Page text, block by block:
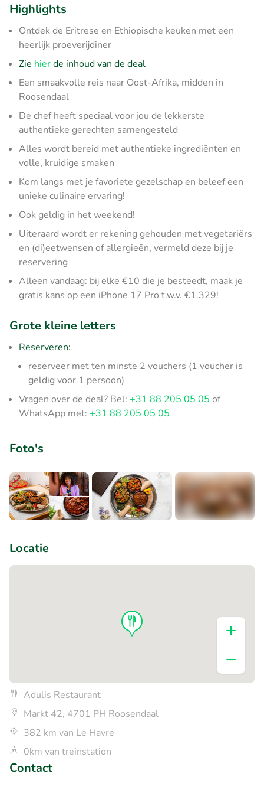
Highlights
Ontdek de Eritrese en Ethiopische keuken met een
heerlijk proeverijdiner
Zie hierde inhoud van de deal
Een smaakvolle reis naar Oost-Afrika, midden in
Roosendaal
De chef heeft speciaal voor jou de lekkerste
authentieke gerechten samengesteld
Alles wordt bereid met authentieke ingrediënten en
volle, kruidige smaken
Kom langs met je favoriete gezelschap en beleef een
unieke culinaire ervaring!
Ook geldig in het weekend!
Uiteraard wordt er rekening gehouden met vegetariërs
en (di)eetwensen of allergieën, vermeld deze bij je
reservering
Alleen vandaag: bij elke €10 die je besteedt, maak je
gratis kans op een iPhone 17 Pro t.w.v. €1.329!
Grote kleine letters
Reserveren:
reserveer met ten minste 2 vouchers (1 voucher is
geldig voor 1 persoon)
Vragen over de deal? Bel: +31 88 205 05 05 of
WhatsApp met: +31 88 205 05 05
Foto's
Locatie
Adulis Restaurant
Markt 42, 4701 PH Roosendaal
382 km van Le Havre
0km van treinstation
Contact